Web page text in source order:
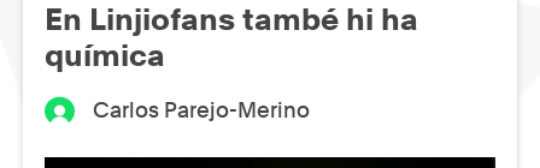
En Linjiofans també hi ha
química
Carlos Parejo-Merino